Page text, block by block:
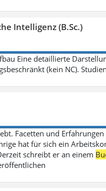
Intelligenz (B.Sc.)
Eine detaillierte
(kein NC).
Facetten und
hat für sich ein
schreibt er an einem